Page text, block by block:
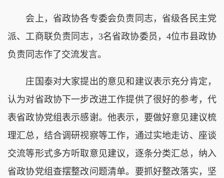
会上，省政协各专委会负责同志，省级各民主党
派、工商联负责同志，3名省政协委员，4位市县政协
负责同志作了交流发言。
庄国泰对大家提出的意见和建议表示充分肯定，
认为对省政协下一步改进工作提供了很好的参考，代
表省政协党组表示感谢。他表示，要做好意见建议梳
理汇总，结合调研视察等工作，通过实地走访、座谈
交流等形式多方听取意见建议，逐条分类汇总，纳入
省政协党组查摆整改问题清单。要抓好整改落实，坚